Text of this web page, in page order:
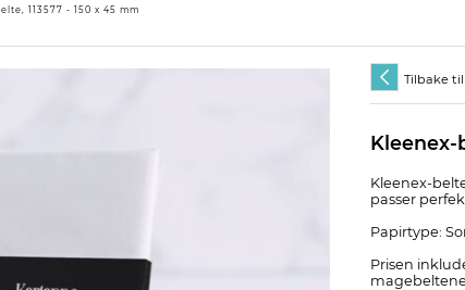
113577 - 150 x 45 mm
Tilbake
Kleenex-
Kleenex-
passer
Papirtype:
Prisen